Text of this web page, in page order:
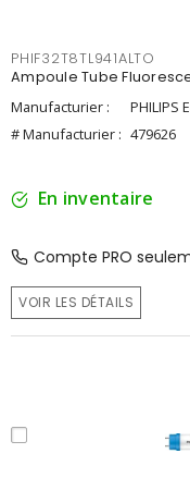
PHIF32T8TL941ALTO
Ampoule Tube
Manufacturier :
PHILIPS
# Manufacturier : 479626
En inventaire
Compte PRO
VOIR LES DÉTAILS